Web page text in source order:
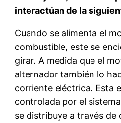
interactúan de la
Cuando se alimenta el
combustible, este se
girar. A medida que el
alternador también lo
corriente eléctrica. Esta
controlada por el
se distribuye a través de